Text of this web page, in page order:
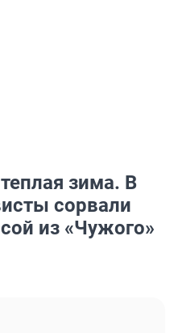
зима. В
сорвали
из «Чужого»